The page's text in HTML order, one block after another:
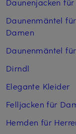
Daunenmäntel für
Damen
Daunenmäntel
Dirndl
Elegante Kleider
Felljacken für
Hemden für